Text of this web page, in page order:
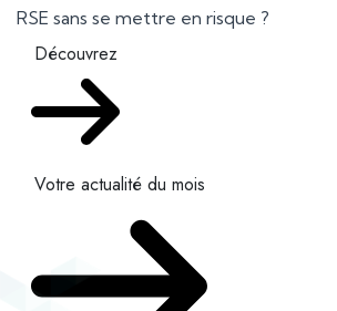
RSE sans se mettre en risque ?
Découvrez
Votre actualité du mois